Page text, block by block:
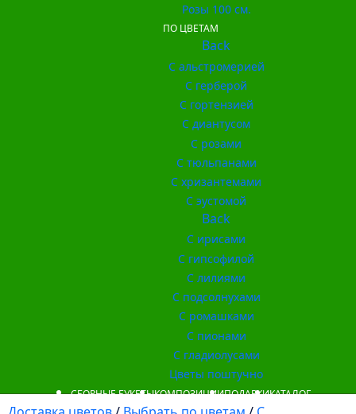
Розы 100 см.
ПО ЦВЕТАМ
Back
С альстромерией
С герберой
С гортензией
С диантусом
С розами
С тюльпанами
С хризантемами
С эустомой
Back
С ирисами
С гипсофилой
С лилиями
С подсолнухами
С ромашками
С пионами
С гладиолусами
Цветы поштучно
СБОРНЫЕ БУКЕТЫКОМПОЗИЦИИПОДАРКИКАТАЛОГ